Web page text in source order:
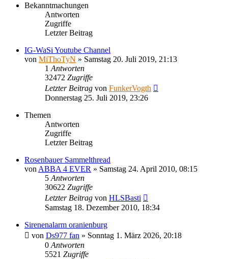
Bekanntmachungen
Antworten
Zugriffe
Letzter Beitrag
IG-WaSi Youtube Channel
von MiThoTyN » Samstag 20. Juli 2019, 21:13
1 Antworten
32472 Zugriffe
Letzter Beitrag von FunkerVogth
Donnerstag 25. Juli 2019, 23:26
Themen
Antworten
Zugriffe
Letzter Beitrag
Rosenbauer Sammelthread
von ABBA 4 EVER » Samstag 24. April 2010, 08:15
5 Antworten
30622 Zugriffe
Letzter Beitrag von HLSBasti
Samstag 18. Dezember 2010, 18:34
Sirenenalarm oranienburg
von Ds977 fan » Sonntag 1. März 2026, 20:18
0 Antworten
5521 Zugriffe